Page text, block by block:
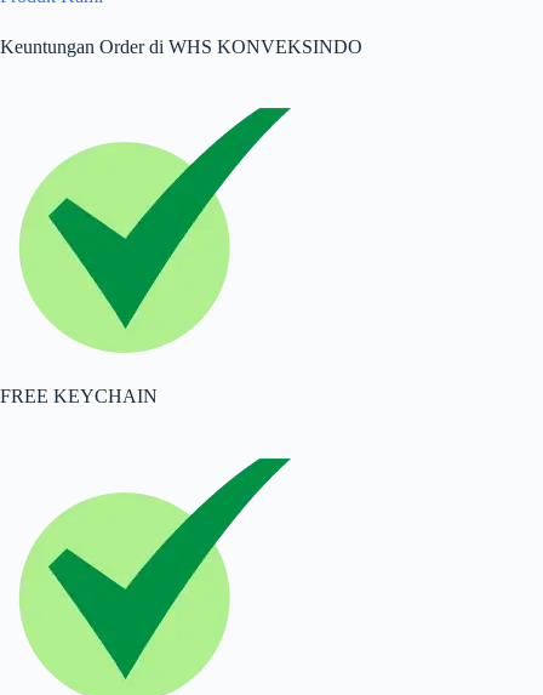
Keuntungan Order di WHS KONVEKSINDO
FREE KEYCHAIN